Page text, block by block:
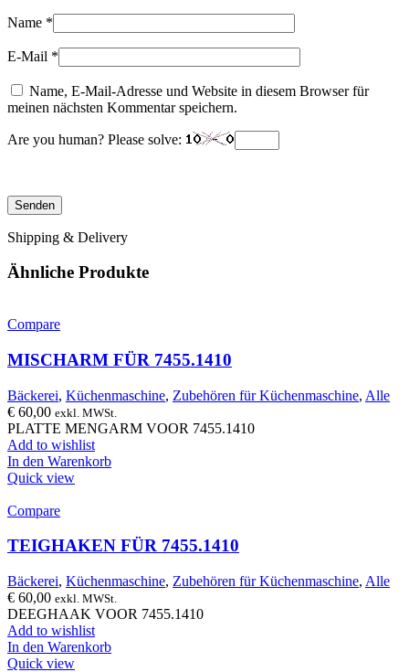
Name *
E-Mail *
Name, E-Mail-Adresse und Website in diesem Browser für
meinen nächsten Kommentar speichern.
Are you human? Please solve:
Shipping & Delivery
Ähnliche Produkte
Compare
MISCHARM FÜR 7455.1410
Bäckerei, Küchenmaschine, Zubehören für Küchenmaschine, Alle
€ 60,00 exkl. MWSt.
PLATTE MENGARM VOOR 7455.1410
Add to wishlist
In den Warenkorb
Quick view
Compare
TEIGHAKEN FÜR 7455.1410
Bäckerei, Küchenmaschine, Zubehören für Küchenmaschine, Alle
€ 60,00 exkl. MWSt.
DEEGHAAK VOOR 7455.1410
Add to wishlist
In den Warenkorb
Quick view